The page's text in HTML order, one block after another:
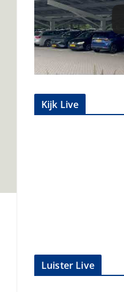
Kijk Live
Luister Live